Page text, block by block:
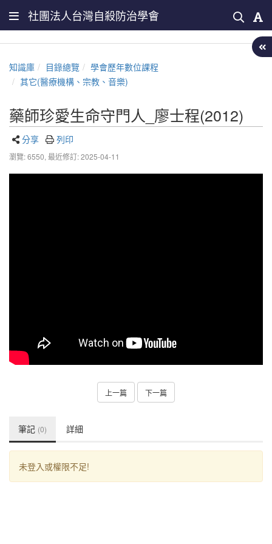
社團法人台灣自殺防治學會
知識庫 目錄總覽
學會歷年數位課程
其它(醫療機構、宗教、音樂)
藥師珍愛生命守門人_廖士程(2012)
分享 列印
瀏覽: 6550, 最近修訂: 2025-04-11
上一篇 下一篇
筆記 (0) 詳細
未登入或權限不足!